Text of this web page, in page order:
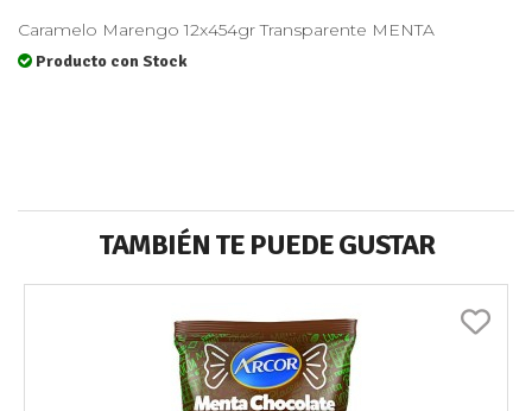
Caramelo Marengo 12x454gr Transparente MENTA
Producto con Stock
TAMBIÉN TE PUEDE GUSTAR